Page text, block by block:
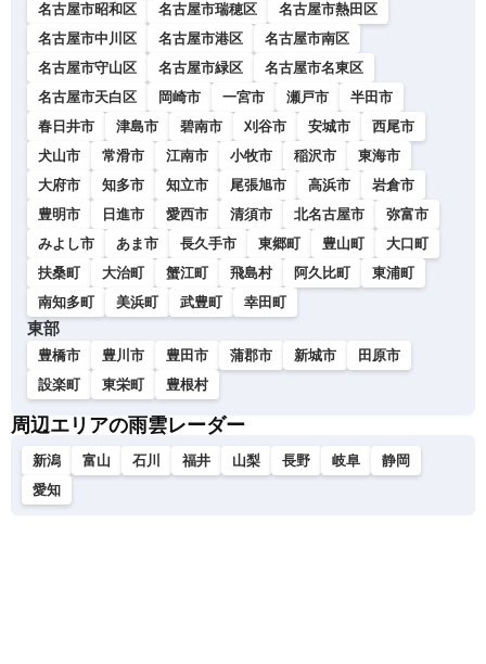
名古屋市昭和区
名古屋市瑞穂区
名古屋市熱田区
名古屋市中川区
名古屋市港区
名古屋市南区
名古屋市守山区
名古屋市緑区
名古屋市名東区
名古屋市天白区
岡崎市 一宮市 瀬戸市
半田市
春日井市
津島市 碧南市 刈谷市 安城市
西尾市
犬山市
常滑市 江南市 小牧市 稲沢市
東海市
大府市
知多市 知立市 尾張旭市 高浜市
岩倉市
豊明市
日進市 愛西市 清須市 北名古屋市
弥富市
みよし市
あま市 長久手市 東郷町 豊山町
大口町
扶桑町
大治町 蟹江町 飛島村 阿久比町
東浦町
南知多町
美浜町 武豊町 幸田町
東部
豊橋市 豊川市 豊田市 蒲郡市 新城市
田原市
設楽町
東栄町 豊根村
周辺エリアの雨雲レーダー
新潟 富山 石川 福井 山梨 長野 岐阜
静岡
愛知